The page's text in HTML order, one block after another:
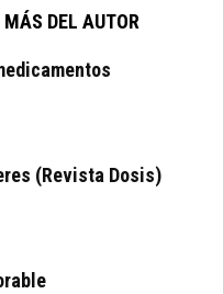
MÁS DEL AUTOR
(Revista Dosis)